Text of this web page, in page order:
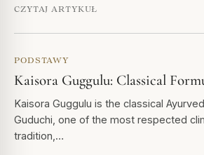
CZYTAJ ARTYKUŁ
PODSTAWY
Kaisora Guggulu: Classical
Kaisora Guggulu is the classical
Guduchi, one of the most respected
tradition,…